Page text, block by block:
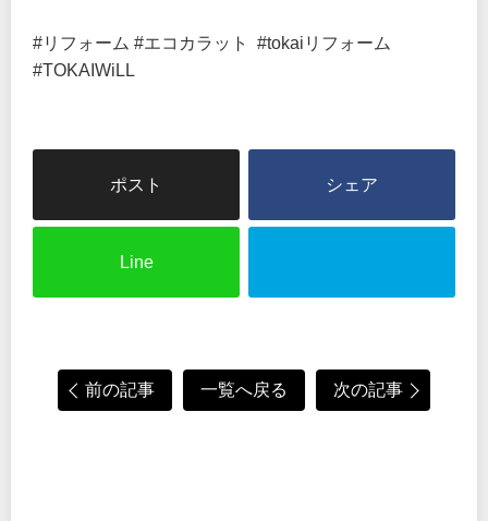
#リフォーム #エコカラット #tokaiリフォーム
#TOKAIWiLL
シェア
Line
前の記事 一覧へ戻る 次の記事